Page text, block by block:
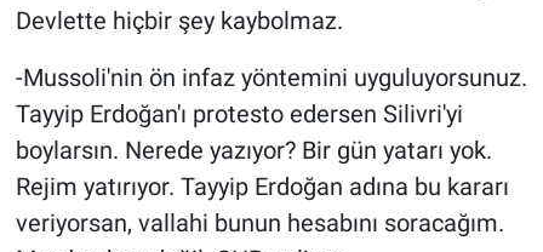
Devlette hiçbir şey kaybolmaz.
-Mussoli'nin ön infaz yöntemini uyguluyorsunuz.
Tayyip Erdoğan'ı protesto edersen Silivri'yi
boylarsın. Nerede yazıyor? Bir gün yatarı yok.
Rejim yatırıyor. Tayyip Erdoğan adına bu kararı
veriyorsan, vallahi bunun hesabını soracağım.